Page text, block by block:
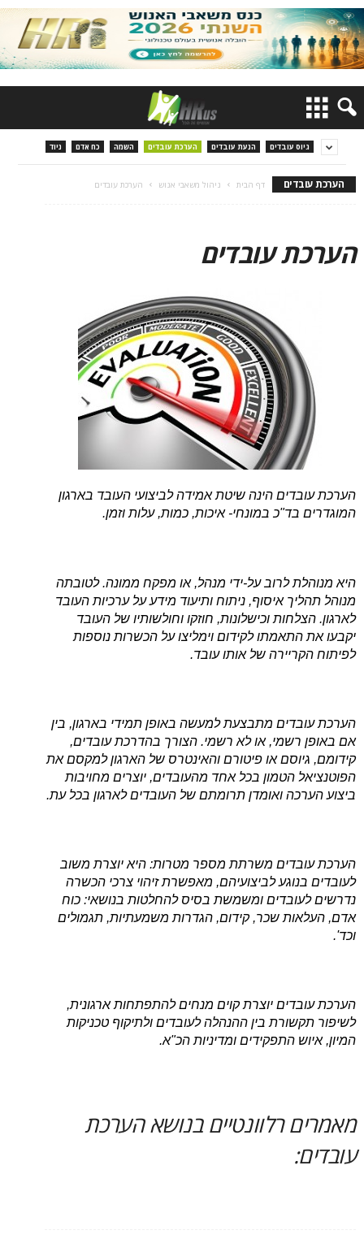
גיוס עובדים הנעת עובדים הערכת עובדים השמה כח אדם ניוד
הערכת עובדים דף הבית ניהול משאבי אנוש הערכת עובדים
הערכת עובדים
הערכת עובדים הינה שיטת אמידה לביצועי העובד בארגון
המוגדרים בד"כ במונחי- איכות, כמות, עלות וזמן.
היא מנוהלת לרוב על-ידי מנהל, או מפקח ממונה. לטובתה
מנוהל תהליך איסוף, ניתוח ותיעוד מידע על ערכיות העובד
לארגון. הצלחות וכישלונות, חוזקו וחולשותיו של העובד
יקבעו את התאמתו לקידום וימליצו על הכשרות נוספות
לפיתוח הקריירה של אותו עובד.
הערכת עובדים מתבצעת למעשה באופן תמידי בארגון, בין
אם באופן רשמי, או לא רשמי. הצורך בהדרכת עובדים,
קידומם, גיוסם או פיטורם והאינטרס של הארגון למקסם את
הפוטנציאל הטמון בכל אחד מהעובדים, יוצרים מחויבות
ביצוע הערכה ואומדן תרומתם של העובדים לארגון בכל עת.
הערכת עובדים משרתת מספר מטרות: היא יוצרת משוב
לעובדים בנוגע לביצועיהם, מאפשרת זיהוי צרכי הכשרה
נדרשים לעובדים ומשמשת בסיס להחלטות בנושאי: כוח
אדם, העלאות שכר, קידום, הגדרות משמעתיות, תגמולים
וכד'.
הערכת עובדים יוצרת קוים מנחים להתפתחות ארגונית,
לשיפור תקשורת בין ההנהלה לעובדים ולתיקוף טכניקות
המיון, איוש התפקידים ומדיניות הכ"א.
מאמרים רלוונטיים בנושא הערכת
עובדים: